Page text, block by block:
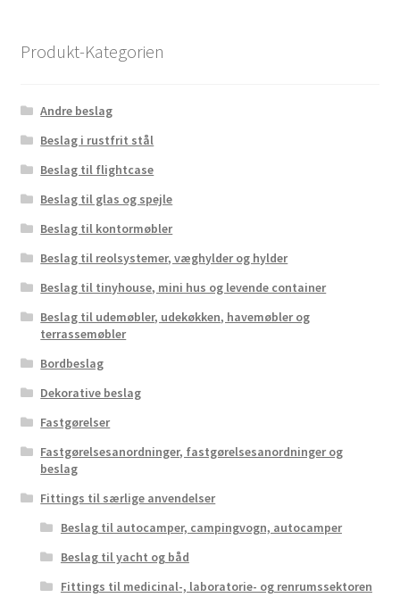
Produkt-Kategorien
Andre beslag
Beslag i rustfrit stål
Beslag til flightcase
Beslag til glas og spejle
Beslag til kontormøbler
Beslag til reolsystemer, væghylder og hylder
Beslag til tinyhouse, mini hus og levende container
Beslag til udemøbler, udekøkken, havemøbler og
terrassemøbler
Bordbeslag
Dekorative beslag
Fastgørelser
Fastgørelsesanordninger, fastgørelsesanordninger og
beslag
Fittings til særlige anvendelser
Beslag til autocamper, campingvogn, autocamper
Beslag til yacht og båd
Fittings til medicinal-, laboratorie- og renrumssektoren